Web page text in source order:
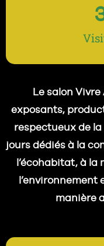
Le salon
exposants,
respectueux de
jours dédiés à la
l’écohabitat, à la
l’environnement
manière